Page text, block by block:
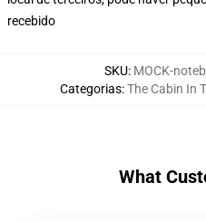
recebido
SKU: MOCK-
Categorias:The Cabin In
What